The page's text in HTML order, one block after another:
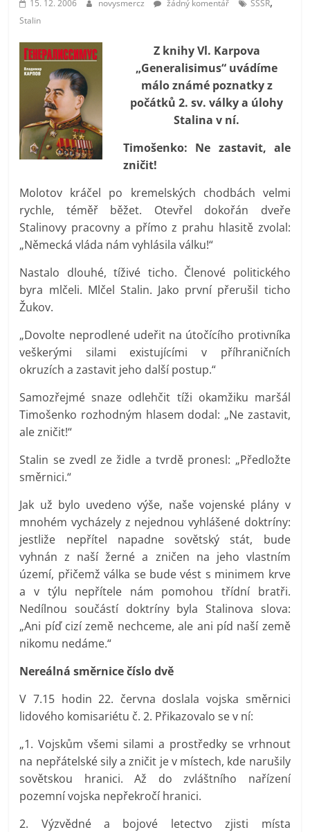
prospívá?
15. 12. 2006 novysmercz žádný komentář SSSR
Stalin
Z knihy Vl. Karpova
„Generalisimus“ uvádíme
málo známé poznatky z
počátků 2. sv. války a úlohy
Stalina v ní.
Timošenko: Ne zastavit, ale
zničit!
Molotov kráčel po kremelských chodbách velmi
rychle, téměř běžet. Otevřel dokořán dveře
Stalinovy pracovny a přímo z prahu hlasitě zvolal:
„Německá vláda nám vyhlásila válku!“
Nastalo dlouhé, tíživé ticho. Členové politického
byra mlčeli. Mlčel Stalin. Jako první přerušil ticho
Žukov.
„Dovolte neprodlené udeřit na útočícího protivníka
veškerými silami existujícími v příhraničních
okruzích a zastavit jeho další postup.“
Samozřejmé snaze odlehčit tíži okamžiku maršál
Timošenko rozhodným hlasem dodal: „Ne zastavit,
ale zničit!“
Stalin se zvedl ze židle a tvrdě pronesl: „Předložte
směrnici.“
Jak už bylo uvedeno výše, naše vojenské plány v
mnohém vycházely z nejednou vyhlášené doktríny:
jestliže nepřítel napadne sovětský stát, bude
vyhnán z naší žerné a zničen na jeho vlastním
území, přičemž válka se bude vést s minimem krve
a v týlu nepřítele nám pomohou třídní bratři.
Nedílnou součástí doktríny byla Stalinova slova:
„Ani píď cizí země nechceme, ale ani píd naší země
nikomu nedáme.“
Nereálná směrnice číslo dvě
V 7.15 hodin 22. června doslala vojska směrnici
lidového komisariétu č. 2. Přikazovalo se v ní:
„1. Vojskům všemi silami a prostředky se vrhnout
na nepřátelské sily a zničit je v místech, kde narušily
sovětskou hranici. Až do zvláštního nařízení
pozemní vojska nepřekročí hranici.
2. Výzvědné a bojové letectvo zjisti místa